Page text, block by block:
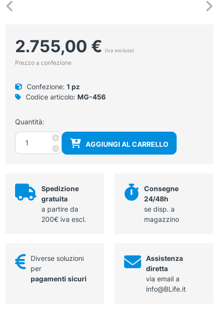
2.755,00 € (iva esclusa)
Prezzo a confezione
Confezione: 1 pz
Codice articolo: MG-456
Quantità:
-
Sonda
Micro-
Convex
Chison
quantità
+
AGGIUNGI AL CARRELLO
Spedizione
gratuita
a partire da
200€ iva escl.
Consegne
24/48h
se disp. a
magazzino
Diverse soluzioni
per
pagamenti sicuri
Assistenza
diretta
via email a
info@BLife.it